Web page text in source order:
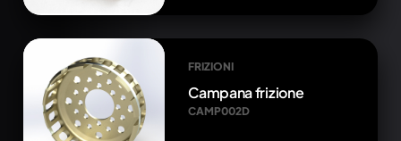
FRIZIONI
Campana frizione
CAMP002D